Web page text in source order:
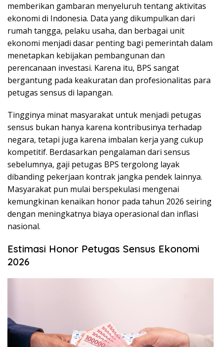
memberikan gambaran menyeluruh tentang aktivitas
ekonomi di Indonesia. Data yang dikumpulkan dari
rumah tangga, pelaku usaha, dan berbagai unit
ekonomi menjadi dasar penting bagi pemerintah dalam
menetapkan kebijakan pembangunan dan
perencanaan investasi. Karena itu, BPS sangat
bergantung pada keakuratan dan profesionalitas para
petugas sensus di lapangan.
Tingginya minat masyarakat untuk menjadi petugas
sensus bukan hanya karena kontribusinya terhadap
negara, tetapi juga karena imbalan kerja yang cukup
kompetitif. Berdasarkan pengalaman dari sensus
sebelumnya, gaji petugas BPS tergolong layak
dibanding pekerjaan kontrak jangka pendek lainnya.
Masyarakat pun mulai berspekulasi mengenai
kemungkinan kenaikan honor pada tahun 2026 seiring
dengan meningkatnya biaya operasional dan inflasi
nasional.
Estimasi Honor Petugas Sensus Ekonomi
2026